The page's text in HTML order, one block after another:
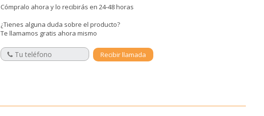
Cómpralo ahora y lo recibirás en 24-48 horas
¿Tienes alguna duda sobre el producto?
Te llamamos gratis ahora mismo